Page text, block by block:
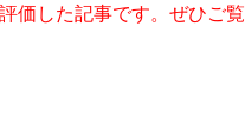
価した記事です。ぜひご